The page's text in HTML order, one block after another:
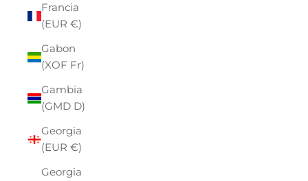
Francia
(EUR €)
Gabon
(XOF Fr)
Gambia
(GMD D)
Georgia
(EUR €)
Georgia